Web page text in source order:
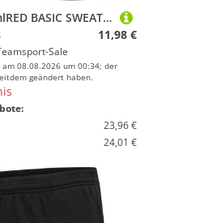
Hummel hmlRED BASIC SWEAT SHORTS - GREY MELANGE - S
11,98 €
Sale
08.08.2026 um 00:34; der
geändert haben.
23,96 €
24,01 €